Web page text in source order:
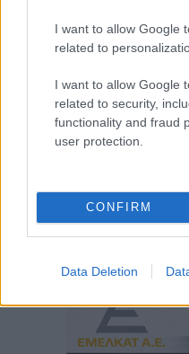
I want to allow Google
related to
I want to allow Google
related to security,
functionality and fraud
user protection.
CONFIRM
Data Deletion